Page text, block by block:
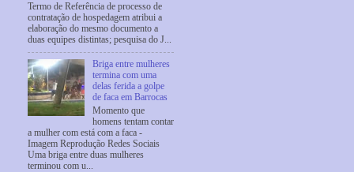
Termo de Referência de processo de
contratação de hospedagem atribui a
elaboração do mesmo documento a
duas equipes distintas; pesquisa do J...
Briga entre mulheres
termina com uma
delas ferida a golpe
de faca em Barrocas
Momento que
homens tentam contar
a mulher com está com a faca -
Imagem Reprodução Redes Sociais
Uma briga entre duas mulheres
terminou com u...